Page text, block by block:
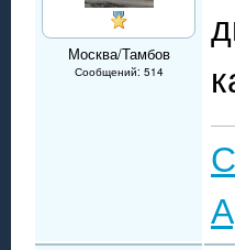
Москва/Тамбов
Сообщений: 514